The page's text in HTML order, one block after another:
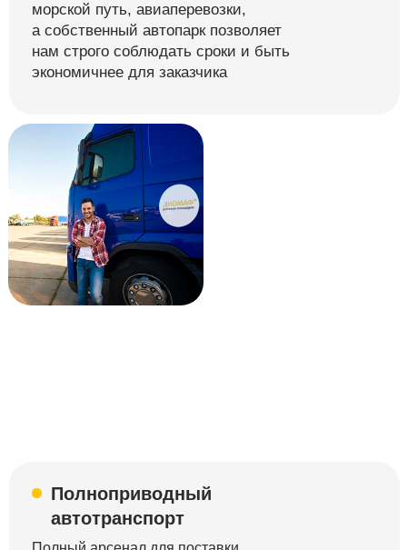
морской путь, авиаперевозки,
а собственный автопарк позволяет
нам строго соблюдать сроки и быть
экономичнее для заказчика
Полноприводный
автотранспорт